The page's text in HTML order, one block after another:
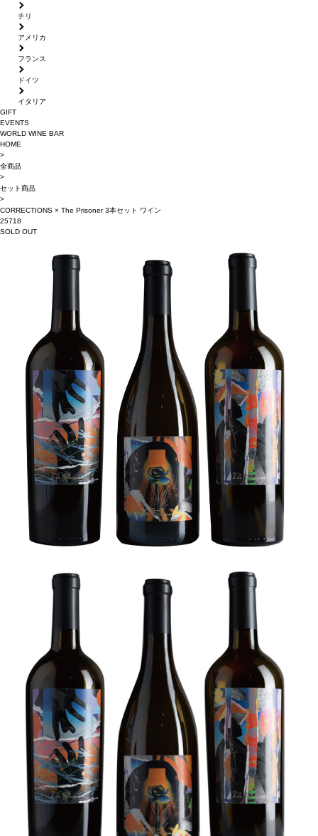
チリ
アメリカ
フランス
ドイツ
イタリア
GIFT
EVENTS
WORLD WINE BAR
HOME
>
全商品
>
セット商品
>
CORRECTIONS × The Prisoner 3本セット ワイン
25718
SOLD OUT